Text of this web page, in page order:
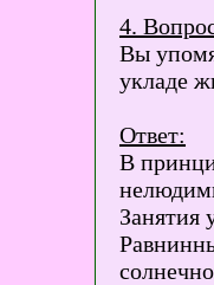
4.
Вы
укладе
Ответ:
В
Занятия